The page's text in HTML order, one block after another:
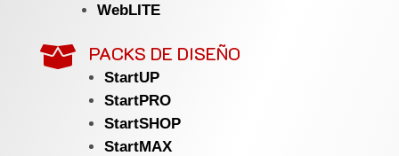
WebLITE
 PACKS DE DISEÑO
StartUP
StartPRO
StartSHOP
StartMAX